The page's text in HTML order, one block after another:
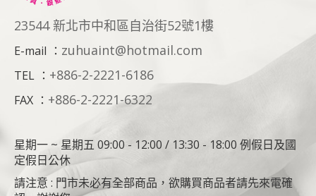
23544 新北市中和區自治街52號1樓
E-mail ： zuhuaint@hotmail.com
TEL ： +886-2-2221-6186
FAX ： +886-2-2221-6322
星期一 ~ 星期五 09:00 - 12:00 / 13:30 - 18:00 例假日及國
定假日公休
請注意 : 門市未必有全部商品，欲購買商品者請先來電確